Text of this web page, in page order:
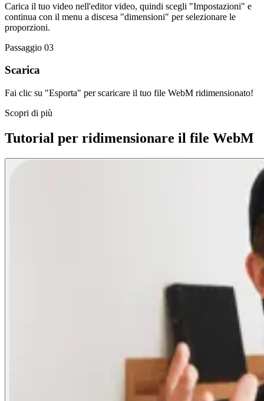
Carica il tuo video nell'editor video, quindi scegli "Impostazioni" e
continua con il menu a discesa "dimensioni" per selezionare le
proporzioni.
Passaggio 03
Scarica
Fai clic su "Esporta" per scaricare il tuo file WebM ridimensionato!
Scopri di più
Tutorial per ridimensionare il file WebM